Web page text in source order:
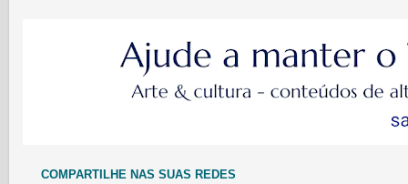
COMPARTILHE NAS SUAS REDES